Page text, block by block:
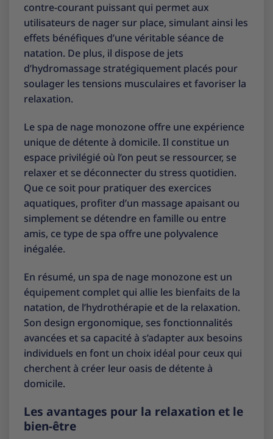
contre-courant puissant qui permet aux
utilisateurs de nager sur place, simulant ainsi les
effets bénéfiques d’une véritable séance de
natation. De plus, il dispose de jets
d’hydromassage stratégiquement placés pour
soulager les tensions musculaires et favoriser la
relaxation.
Le spa de nage monozone offre une expérience
unique de détente à domicile. Il constitue un
espace privilégié où l’on peut se ressourcer, se
relaxer et se déconnecter du stress quotidien.
Que ce soit pour pratiquer des exercices
aquatiques, profiter d’un massage apaisant ou
simplement se détendre en famille ou entre
amis, ce type de spa offre une polyvalence
inégalée.
En résumé, un spa de nage monozone est un
équipement complet qui allie les bienfaits de la
natation, de l’hydrothérapie et de la relaxation.
Son design ergonomique, ses fonctionnalités
avancées et sa capacité à s’adapter aux besoins
individuels en font un choix idéal pour ceux qui
cherchent à créer leur oasis de détente à
domicile.
Les avantages pour la relaxation et le
bien-être